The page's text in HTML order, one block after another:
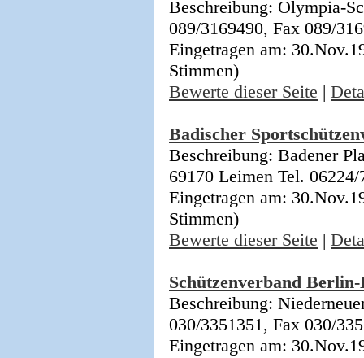
Beschreibung: Olympia-
089/3169490, Fax 089/
Eingetragen am:
Stimmen)
Bewerte dieser Seite |
Badischer
Beschreibung: Badener
69170 Leimen Tel.
Eingetragen am:
Stimmen)
Bewerte dieser Seite |
Schützenverband
Beschreibung:
030/3351351, Fax 030/
Eingetragen am: